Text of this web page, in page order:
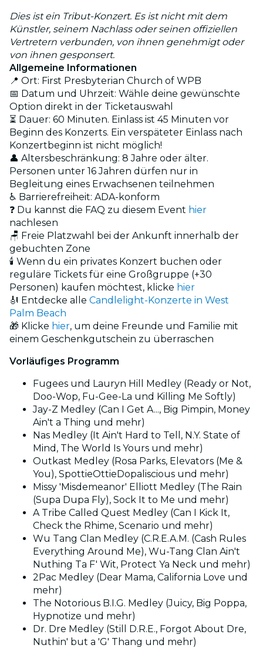
Dies ist ein Tribut-Konzert. Es ist nicht mit dem
Künstler, seinem Nachlass oder seinen offiziellen
Vertretern verbunden, von ihnen genehmigt oder
von ihnen gesponsert.
Allgemeine Informationen
📍 Ort: First Presbyterian Church of WPB
📅 Datum und Uhrzeit: Wähle deine gewünschte
Option direkt in der Ticketauswahl
⏳ Dauer: 60 Minuten. Einlass ist 45 Minuten vor
Beginn des Konzerts. Ein verspäteter Einlass nach
Konzertbeginn ist nicht möglich!
👤 Altersbeschränkung: 8 Jahre oder älter.
Personen unter 16 Jahren dürfen nur in
Begleitung eines Erwachsenen teilnehmen
♿ Barrierefreiheit: ADA-konform
❓ Du kannst die FAQ zu diesem Event hier
nachlesen
🪑 Freie Platzwahl bei der Ankunft innerhalb der
gebuchten Zone
🕯️ Wenn du ein privates Konzert buchen oder
reguläre Tickets für eine Großgruppe (+30
Personen) kaufen möchtest, klicke hier
🎻 Entdecke alle Candlelight-Konzerte in West
Palm Beach
🎁 Klicke hier, um deine Freunde und Familie mit
einem Geschenkgutschein zu überraschen
Vorläufiges Programm
Fugees und Lauryn Hill Medley (Ready or Not,
Doo-Wop, Fu-Gee-La und Killing Me Softly)
Jay-Z Medley (Can I Get A..., Big Pimpin, Money
Ain't a Thing und mehr)
Nas Medley (It Ain't Hard to Tell, N.Y. State of
Mind, The World Is Yours und mehr)
Outkast Medley (Rosa Parks, Elevators (Me &
You), SpottieOttieDopaliscious und mehr)
Missy 'Misdemeanor' Elliott Medley (The Rain
(Supa Dupa Fly), Sock It to Me und mehr)
A Tribe Called Quest Medley (Can I Kick It,
Check the Rhime, Scenario und mehr)
Wu Tang Clan Medley (C.R.E.A.M. (Cash Rules
Everything Around Me), Wu-Tang Clan Ain't
Nuthing Ta F' Wit, Protect Ya Neck und mehr)
2Pac Medley (Dear Mama, California Love und
mehr)
The Notorious B.I.G. Medley (Juicy, Big Poppa,
Hypnotize und mehr)
Dr. Dre Medley (Still D.R.E., Forgot About Dre,
Nuthin' but a 'G' Thang und mehr)